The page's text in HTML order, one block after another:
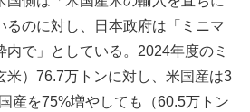
るのに対し、日本政府は「ミニマ
内で」としている。2024年度のミ
米）76.7万トンに対し、米国産は3
産を75%増やしても（60.5万トン